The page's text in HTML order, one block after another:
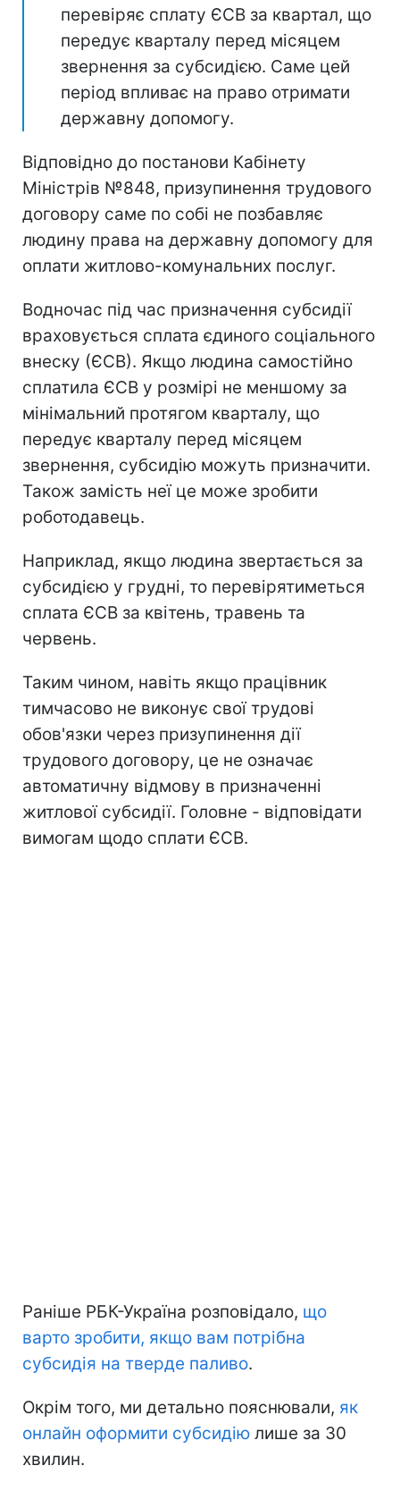
перевіряє сплату ЄСВ за квартал, що
передує кварталу перед місяцем
звернення за субсидією. Саме цей
період впливає на право отримати
державну допомогу.
Відповідно до постанови Кабінету
Міністрів №848, призупинення трудового
договору саме по собі не позбавляє
людину права на державну допомогу для
оплати житлово-комунальних послуг.
Водночас під час призначення субсидії
враховується сплата єдиного соціального
внеску (ЄСВ). Якщо людина самостійно
сплатила ЄСВ у розмірі не меншому за
мінімальний протягом кварталу, що
передує кварталу перед місяцем
звернення, субсидію можуть призначити.
Також замість неї це може зробити
роботодавець.
Наприклад, якщо людина звертається за
субсидією у грудні, то перевірятиметься
сплата ЄСВ за квітень, травень та
червень.
Таким чином, навіть якщо працівник
тимчасово не виконує свої трудові
обов'язки через призупинення дії
трудового договору, це не означає
автоматичну відмову в призначенні
житлової субсидії. Головне - відповідати
вимогам щодо сплати ЄСВ.
Раніше РБК-Україна розповідало, що
варто зробити, якщо вам потрібна
субсидія на тверде паливо.
Окрім того, ми детально пояснювали, як
онлайн оформити субсидію лише за 30
хвилин.